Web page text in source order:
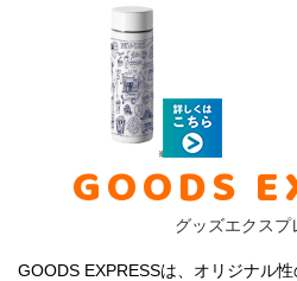
GOODS
グッズエクスプ
GOODS EXPRESSは、オリジナル